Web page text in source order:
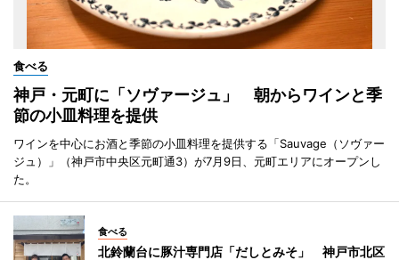
食べる
神戸・元町に「ソヴァージュ」 朝からワインと季
節の小皿料理を提供
ワインを中心にお酒と季節の小皿料理を提供する「Sauvage（ソヴァー
ジュ）」（神戸市中央区元町通3）が7月9日、元町エリアにオープンし
た。
食べる
北鈴蘭台に豚汁専門店「だしとみそ」 神戸市北区